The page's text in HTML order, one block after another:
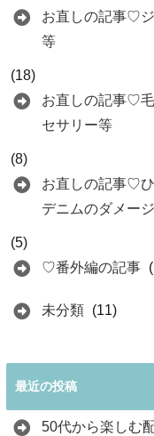
お直しの記事♡
等
(18)
お直しの記事♡
セサリー等
(8)
お直しの記事♡
デニムのダメー
(5)
♡番外編の記事
未分類 (11)
最近の投稿
50代から楽しむ